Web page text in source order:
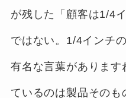
が残した「顧客は1/4
ではない。1/4インチ
有名な言葉があります
ているのは製品その